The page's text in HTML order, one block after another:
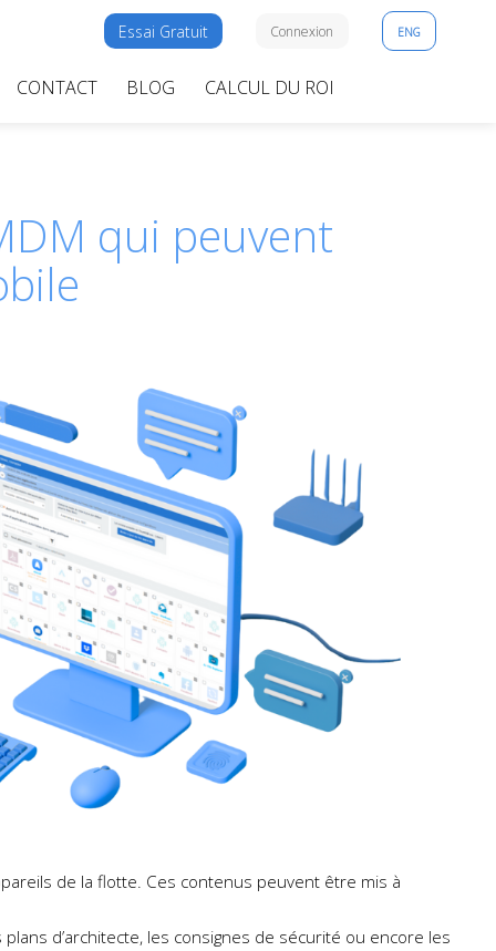
CONTACT BLOG CALCUL DU ROI
Essai Gratuit Connexion ENG
qui peuvent
de la flotte. Ces contenus peuvent être mis à
d’architecte, les consignes de sécurité ou encore les